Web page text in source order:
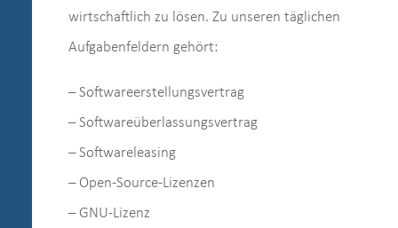
wirtschaftlich zu lösen. Zu unseren täglichen
Aufgabenfeldern gehört:
– Softwareerstellungsvertrag
– Softwareüberlassungsvertrag
– Softwareleasing
– Open-Source-Lizenzen
– GNU-Lizenz